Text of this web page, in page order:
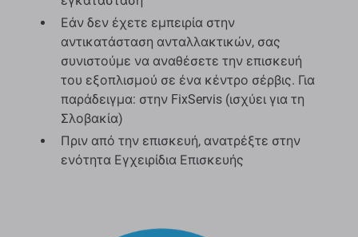
Εάν δεν έχετε εμπειρία στην
αντικατάσταση ανταλλακτικών, σας
συνιστούμε να αναθέσετε την επισκευή
του εξοπλισμού σε ένα κέντρο σέρβις. Για
παράδειγμα: στην FixServis (ισχύει για τη
Σλοβακία)
Πριν από την επισκευή, ανατρέξτε στην
ενότητα Εγχειρίδια Επισκευής